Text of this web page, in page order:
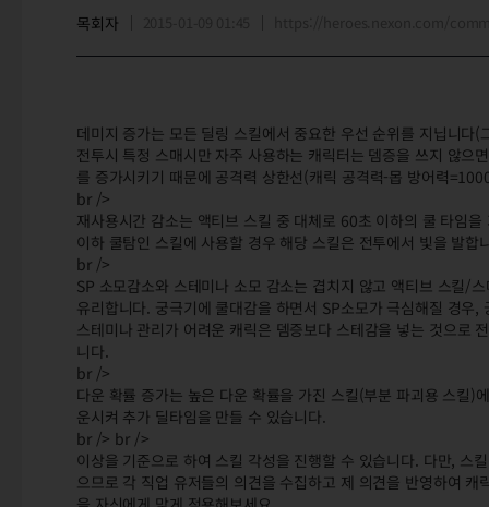
목회자
데미지 증가는 모든 딜링 스킬에서 중요한 우선 순위를 지닙니
전투시 특정 스매시만 자주 사용하는 캐릭터는 뎀증을 쓰지 않
를 증가시키기 때문에 공격력 상한선(캐릭 공격력-몹 방어력
br />
재사용시간 감소는 액티브 스킬 중 대체로 60초 이하의 쿨 타임
이하 쿨탐인 스킬에 사용할 경우 해당 스킬은 전투에서 빛을 발합
br />
SP 소모감소와 스테미나 소모 감소는 겹치지 않고 액티브 스킬/
유리합니다. 궁극기에 쿨대감을 하면서 SP소모가 극심해질 경
스테미나 관리가 어려운 캐릭은 뎀증보다 스테감을 넣는 것으로
니다.
br />
다운 확률 증가는 높은 다운 확률을 가진 스킬(부분 파괴용 스킬)
운시켜 추가 딜타임을 만들 수 있습니다.
br /> br />
이상을 기준으로 하여 스킬 각성을 진행할 수 있습니다. 다만, 스
으므로 각 직업 유저들의 의견을 수집하고 제 의견을 반영하여